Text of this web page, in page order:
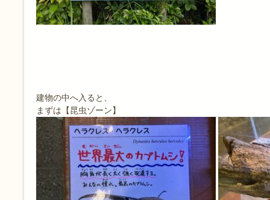
建物の中へ入ると、
まずは【昆虫ゾーン】